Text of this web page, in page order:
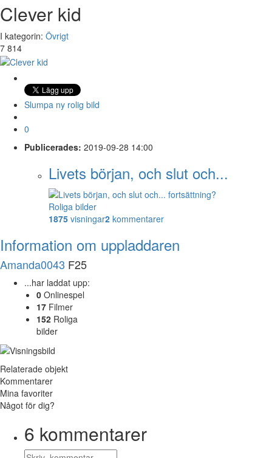
Clever kid
I kategorin: Övrigt
7 814
Slumpa ny rolig bild
0
Publicerades: 2019-09-28 14:00
Livets början, och slut och...
Roliga bilder
1875 visningar2 kommentarer
Information om uppladdaren
Amanda0043 F25
...har laddat upp:
0 Onlinespel
17 Filmer
152 Roliga
bilder
Relaterade objekt
Kommentarer
Mina favoriter
Något för dig?
6 kommentarer